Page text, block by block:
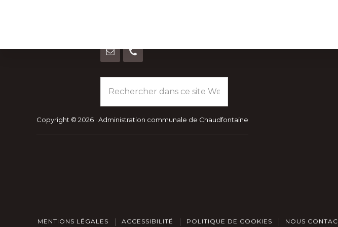
ExploreHORAIRES-RENDEZ-VOUS
dans
ce
site
Copyright © 2026 · Administration communale de Chaudfontaine
MENTIONS LÉGALES ACCESSIBILITÉ POLITIQUE DE COOKIES NOUS